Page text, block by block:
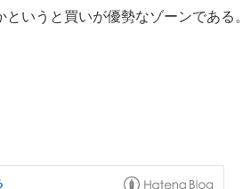
いうと買いが優勢なゾーンである。